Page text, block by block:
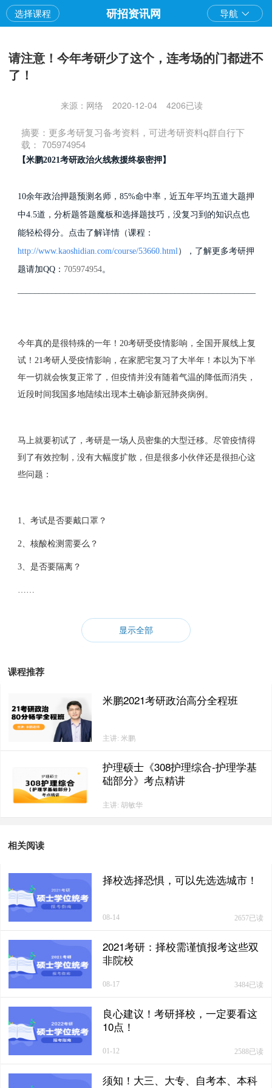
选择课程 研招资讯网 导航
请注意！今年考研少了这个，连考场的门都进不
了！
来源：网络 2020-12-04 4206已读
摘要：更多考研复习备考资料，可进考研资料q群自行下
载： 705974954
【米鹏2021考研政治火线救援终极密押】
10余年政治押题预测名师，85%命中率，近五年平均五道大题押
中4.5道，分析题答题魔板和选择题技巧，没复习到的知识点也
能轻松得分。点击了解详情（课程：
http://www.kaoshidian.com/course/53660.html），了解更多考研押
题请加QQ： 705974954。
今年真的是很特殊的一年！20考研受疫情影响，全国开展线上复
试！21考研人受疫情影响，在家肥宅复习了大半年！本以为下半
年一切就会恢复正常了，但疫情并没有随着气温的降低而消失，
近段时间我国多地陆续出现本土确诊新冠肺炎病例。
马上就要初试了，考研是一场人员密集的大型迁移。尽管疫情得
到了有效控制，没有大幅度扩散，但是很多小伙伴还是很担心这
些问题：
1、考试是否要戴口罩？
2、核酸检测需要么？
3、是否要隔离？
……
不少省份已发布考点疫情新规定
，每个省份的要求也是不
家可以了解一下，尽早做好准备~
9个省市考点发布疫情防控要求
考生需记录本人考前14天（12月12日-25日）的健康监测情况，
填写《健康考试承诺书》用A4纸单页面打印，如实填写后亲笔
签名，于12月26日上午第一场考试时交考场监考人员，并主动配
离，或者其他不遵守疫情防控要求，可能导致考生不能按时参加
所有考生每科考试都需要出示
，并提交一份本人签
字的《考生健康情况自我承诺书》
≥37.3℃）的，或去过境外或非低风险区的，需要提供7日内核酸
阴性证明。
考试当日考生应提前60分钟到达考点，按考点安排验证入场。所
有考生每次进入考点，须佩戴一次性医用口罩或医用外科口罩、
体温低于37.3℃。考生通过检测通道时，应保持人员间隔大于1
显示全部
课程推荐
米鹏2021考研政治高分全程班
主讲: 米鹏
护理硕士《308护理综合-护理学基
础部分》考点精讲
主讲: 胡敏华
相关阅读
择校选择恐惧，可以先选选城市！
08-14 2657已读
2021考研：择校需谨慎报考这些双
非院校
08-17 3484已读
良心建议！考研择校，一定要看这
10点！
01-12 2588已读
须知！大三、大专、自考本、本科